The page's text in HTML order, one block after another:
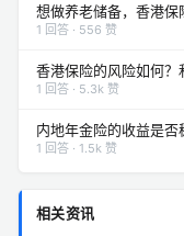
想做养老储备，香港保
1 回答 · 556 赞
香港保险的风险如何？
1 回答 · 5.3k 赞
内地年金险的收益是否
1 回答 · 1.5k 赞
相关资讯